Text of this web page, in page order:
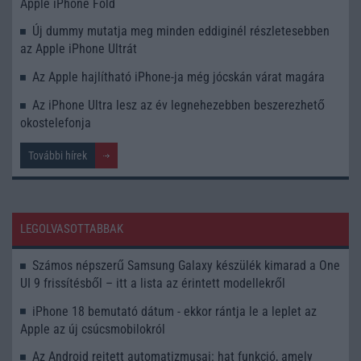
Apple iPhone Fold
Új dummy mutatja meg minden eddiginél részletesebben
az Apple iPhone Ultrát
Az Apple hajlítható iPhone-ja még jócskán várat magára
Az iPhone Ultra lesz az év legnehezebben beszerezhető
okostelefonja
További hírek
LEGOLVASOTTABBAK
Számos népszerű Samsung Galaxy készülék kimarad a One
UI 9 frissítésből – itt a lista az érintett modellekről
iPhone 18 bemutató dátum - ekkor rántja le a leplet az
Apple az új csúcsmobilokról
Az Android rejtett automatizmusai: hat funkció, amely